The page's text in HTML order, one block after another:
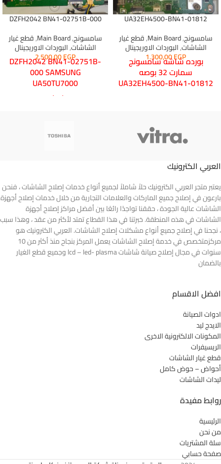
UA32EH4500-BN41-01812
سامسونج,
Main Board
,قطع غيار
الشاشات,البوردات الاوريجينال
1.300,00EGP
بورده شاشه سامسونج
سمارت 32 بوصه
UA32EH4500-BN41-01812
DZFH2042 BN41-02751B-000
سامسونج,
Main Board
,قطع غيار
الشاشات,البوردات الاوريجينال
2.500,00EGP
DZFH2042 BN41-02751B-
000 SAMSUNG
UA50TU7000
بورده مين شاشه سامسونج
العربي الكترونيك
يعتبر متجر العربي الكترونيك حلاً شاملاً لجميع أنواع خدمات إصلاح الشاشات ، فنحن
بارعون في إصلاح جميع الماركات والعلامات التجارية من خلال خدمات إصلاح أجهزة
الشاشات عالية الجودة ، حققنا تواجدًا رائعًا بين أفضل مراكز إصلاح أجهزة
الشاشات في هذه المنطقة. خبرتنا في هذا القطاع تمتد لأكثر من عقد ، وهذا سبب
، نجحنا في إصلاح جميع أنواع مشكلات إصلاح الشاشات. العربي الكترونيك هو
مركزمتخصص في خدمة إصلاح الشاشات يعمل المركز بنجاح منذ أكثر من 10
سنوات في مجال إصلاح صيانة شاشات lcd – led- plasma وجميع قطع الغيار
بالضمان
افضل الاقسام
ادوات الصيانة
الايدج ليد
المكونات الالكترونية الاخرى
الريسيفرات
قطع غيار الشاشات
أحواض – حوض كامل
ليدات الشاشات
روابط مفيدة
الرئيسية
من نحن
سلة المشتريات
صفحة حسابي